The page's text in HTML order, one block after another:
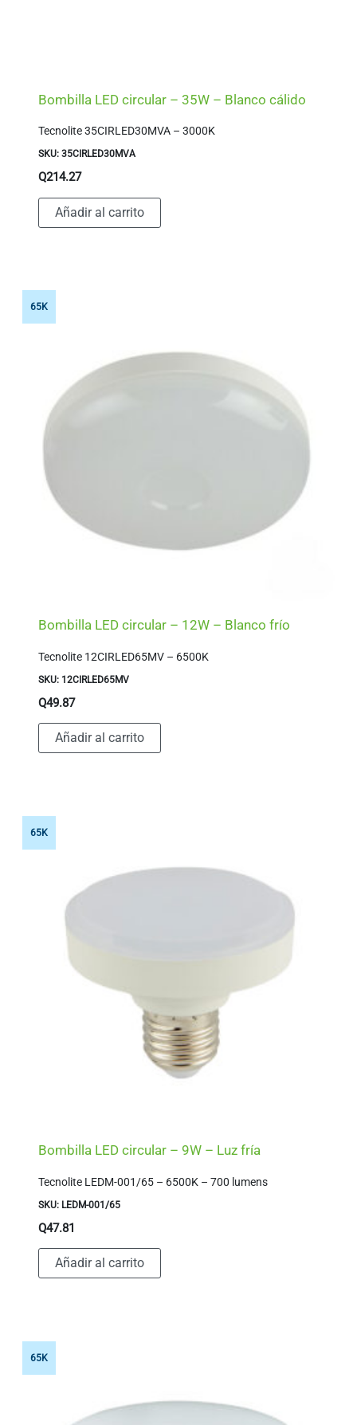
Bombilla LED circular – 35W – Blanco cálido
Tecnolite 35CIRLED30MVA – 3000K
SKU: 35CIRLED30MVA
Q214.27
Añadir al carrito
65K
Bombilla LED circular – 12W – Blanco frío
Tecnolite 12CIRLED65MV – 6500K
SKU: 12CIRLED65MV
Q49.87
Añadir al carrito
65K
Bombilla LED circular – 9W – Luz fría
Tecnolite LEDM-001/65 – 6500K – 700 lumens
SKU: LEDM-001/65
Q47.81
Añadir al carrito
65K